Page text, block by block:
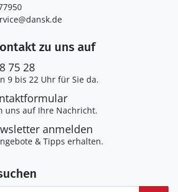
zu uns auf
75 28
9 bis 22 Uhr für Sie da.
uns auf Ihre Nachricht.
anmelden
& Tipps erhalten.